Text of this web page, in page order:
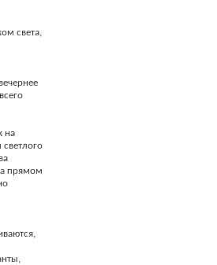
света,
на
прямом